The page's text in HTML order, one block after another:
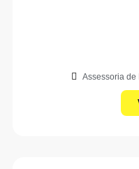
Assessoria de